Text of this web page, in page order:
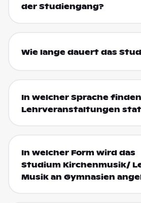
der Studiengang?
Wie lange dauert das
In welcher Sprache
Lehrveranstaltungen
In welcher Form wird das
Studium Kirchenmusik/
Musik an Gymnasien